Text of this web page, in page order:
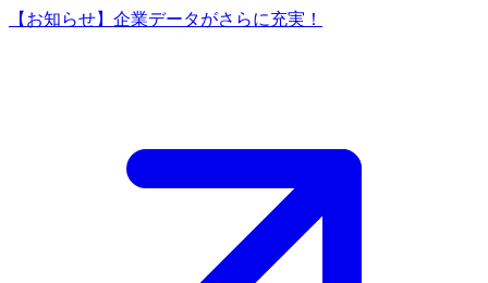
【お知らせ】企業データがさらに充実！